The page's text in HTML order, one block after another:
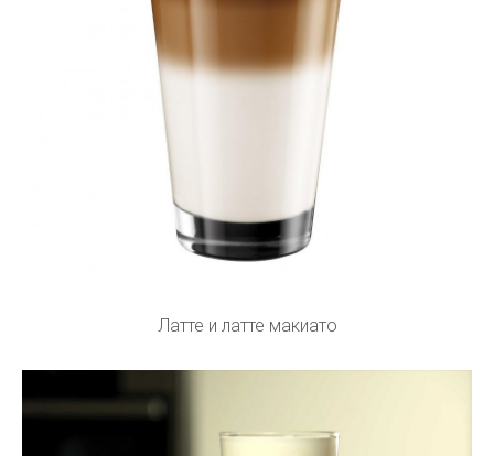
Латте и латте макиато